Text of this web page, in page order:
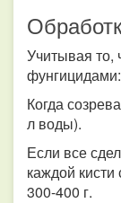
Учитывая то,
Когда
л воды).
Если все
каждой
300-400 г.